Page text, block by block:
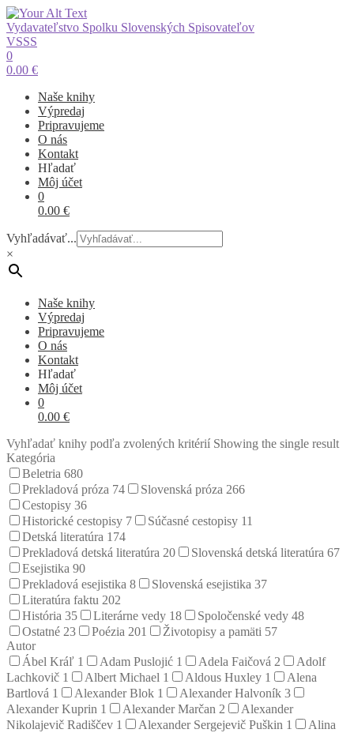
Vydavateľstvo Spolku Slovenských Spisovateľov
VSSS
0
0.00 €
Naše knihy
Výpredaj
Pripravujeme
O nás
Kontakt
Hľadať
Môj účet
0
0.00 €
Vyhľadávať...
×
Naše knihy
Výpredaj
Pripravujeme
O nás
Kontakt
Hľadať
Môj účet
0
0.00 €
Vyhľadať knihy podľa zvolených kritérií Showing the single result
Kategória
Beletria 680
Prekladová próza 74 Slovenská próza 266
Cestopisy 36
Historické cestopisy 7 Súčasné cestopisy 11
Detská literatúra 174
Prekladová detská literatúra 20 Slovenská detská literatúra 67
Esejistika 90
Prekladová esejistika 8 Slovenská esejistika 37
Literatúra faktu 202
História 35 Literárne vedy 18 Spoločenské vedy 48
Ostatné 23 Poézia 201 Životopisy a pamäti 57
Autor
Ábel Kráľ 1 Adam Puslojić 1 Adela Faičová 2
Adolf
Lachkovič 1 Albert Michael 1 Aldous Huxley 1
Alena
Bartlová 1 Alexander Blok 1 Alexander Halvoník 3
Alexander Kuprin 1 Alexander Marčan 2
Alexander
Nikolajevič Radiščev 1 Alexander Sergejevič Puškin 1
Alina